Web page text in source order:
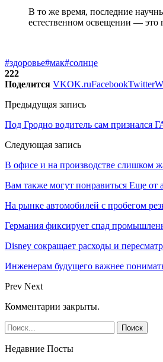
В то же время, последние
естественном освещении — это
#здоровье#мак#солнце
222
Поделится VKOK.ruFacebookTwitter
Предыдущая запись
Под Гродно водитель сам признался
Следующая запись
В офисе и на производстве слишком
Вам также могут понравиться Еще от
На рынке автомобилей с пробегом
Германия фиксирует спад
Disney сокращает расходы и
Инженерам будущего важнее
Prev Next
Комментарии закрыты.
Недавние Посты